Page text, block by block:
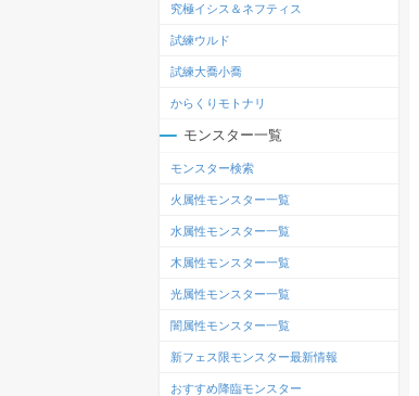
究極イシス＆ネフティス
試練ウルド
試練大喬小喬
からくりモトナリ
モンスター一覧
モンスター検索
火属性モンスター一覧
水属性モンスター一覧
木属性モンスター一覧
光属性モンスター一覧
闇属性モンスター一覧
新フェス限モンスター最新情報
おすすめ降臨モンスター